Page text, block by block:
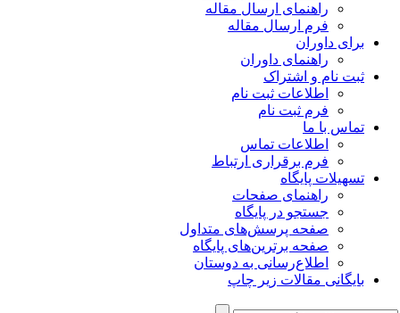
راهنمای ارسال مقاله
فرم ارسال مقاله
برای داوران
راهنمای داوران
ثبت نام و اشتراک
اطلاعات ثبت نام
فرم ثبت نام
تماس با ما
اطلاعات تماس
فرم برقراری ارتباط
تسهیلات پایگاه
راهنمای صفحات
جستجو در پایگاه
صفحه پرسش‌های متداول
صفحه برترین‌های پایگاه
اطلاع‌رسانی به دوستان
بایگانی مقالات زیر چاپ